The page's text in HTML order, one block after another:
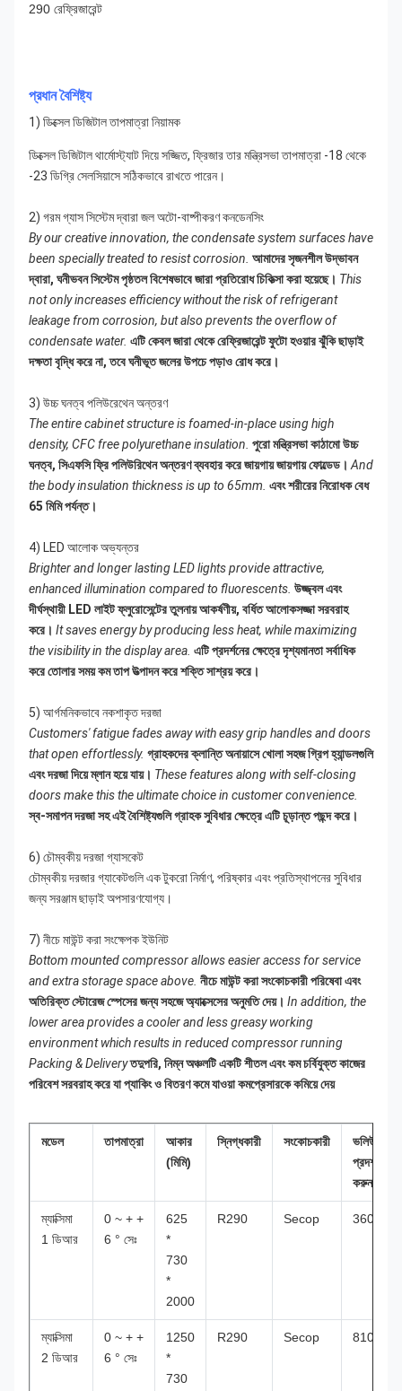
290 রেফ্রিজারেন্ট
প্রধান বৈশিষ্ট্য
1) ডিক্সেল ডিজিটাল তাপমাত্রা নিয়ামক
ডিক্সেল ডিজিটাল থার্মোস্ট্যাট দিয়ে সজ্জিত, ফ্রিজার তার মন্ত্রিসভা তাপমাত্রা -18 থেকে
-23 ডিগ্রি সেলসিয়াসে সঠিকভাবে রাখতে পারেন।
2) গরম গ্যাস সিস্টেম দ্বারা জল অটো-বাষ্পীকরণ কনডেনসিং
By our creative innovation, the condensate system surfaces have
been specially treated to resist corrosion. আমাদের সৃজনশীল উদ্ভাবন
দ্বারা, ঘনীভবন সিস্টেম পৃষ্ঠতল বিশেষভাবে জারা প্রতিরোধ চিকিত্সা করা হয়েছে। This
not only increases efficiency without the risk of refrigerant
leakage from corrosion, but also prevents the overflow of
condensate water. এটি কেবল জারা থেকে রেফ্রিজারেন্ট ফুটো হওয়ার ঝুঁকি ছাড়াই
দক্ষতা বৃদ্ধি করে না, তবে ঘনীভূত জলের উপচে পড়াও রোধ করে।
3) উচ্চ ঘনত্ব পলিউরেথেন অন্তরণ
The entire cabinet structure is foamed-in-place using high
density, CFC free polyurethane insulation. পুরো মন্ত্রিসভা কাঠামো উচ্চ
ঘনত্ব, সিএফসি ফ্রি পলিউরিথেন অন্তরণ ব্যবহার করে জায়গায় জায়গায় ফোল্ডেড। And
the body insulation thickness is up to 65mm. এবং শরীরের নিরোধক বেধ
65 মিমি পর্যন্ত।
4) LED আলোক অভ্যন্তর
Brighter and longer lasting LED lights provide attractive,
enhanced illumination compared to fluorescents. উজ্জ্বল এবং
দীর্ঘস্থায়ী LED লাইট ফ্লুরোসেন্টের তুলনায় আকর্ষণীয়, বর্ধিত আলোকসজ্জা সরবরাহ
করে। It saves energy by producing less heat, while maximizing
the visibility in the display area. এটি প্রদর্শনের ক্ষেত্রে দৃশ্যমানতা সর্বাধিক
করে তোলার সময় কম তাপ উত্পাদন করে শক্তি সাশ্রয় করে।
5) আর্গমনিকভাবে নকশাকৃত দরজা
Customers' fatigue fades away with easy grip handles and doors
that open effortlessly. গ্রাহকদের ক্লান্তি অনায়াসে খোলা সহজ গ্রিপ হ্যান্ডলগুলি
এবং দরজা দিয়ে ম্লান হয়ে যায়। These features along with self-closing
doors make this the ultimate choice in customer convenience.
স্ব-সমাপন দরজা সহ এই বৈশিষ্ট্যগুলি গ্রাহক সুবিধার ক্ষেত্রে এটি চূড়ান্ত পছন্দ করে।
6) চৌম্বকীয় দরজা গ্যাসকেট
চৌম্বকীয় দরজার গ্যাকেটগুলি এক টুকরো নির্মাণ, পরিষ্কার এবং প্রতিস্থাপনের সুবিধার
জন্য সরঞ্জাম ছাড়াই অপসারণযোগ্য।
7) নীচে মাউন্ট করা সংক্ষেপক ইউনিট
Bottom mounted compressor allows easier access for service
and extra storage space above. নীচে মাউন্ট করা সংকোচকারী পরিষেবা এবং
অতিরিক্ত স্টোরেজ স্পেসের জন্য সহজে অ্যাক্সেসের অনুমতি দেয়। In addition, the
lower area provides a cooler and less greasy working
environment which results in reduced compressor running
Packing & Deliveryতদুপরি, নিম্ন অঞ্চলটি একটি শীতল এবং কম চর্বিযুক্ত কাজের
পরিবেশ সরবরাহ করে যা প্যাকিং ও বিতরণ কমে যাওয়া কমপ্রেসারকে কমিয়ে দেয়
মডেল তাপমাত্রা
আকার
(মিমি)
স্নিগ্ধকারী সংকোচকারী
ভলিউম
প্রদর্শন
করুন
ম্যাক্সিমা
1 ডিআর
0 ~ + +
6 ° সেঃ
625
*
730
*
2000
R290 Secop 360L
ম্যাক্সিমা
2 ডিআর
0 ~ + +
6 ° সেঃ
1250
*
730
R290 Secop 810L